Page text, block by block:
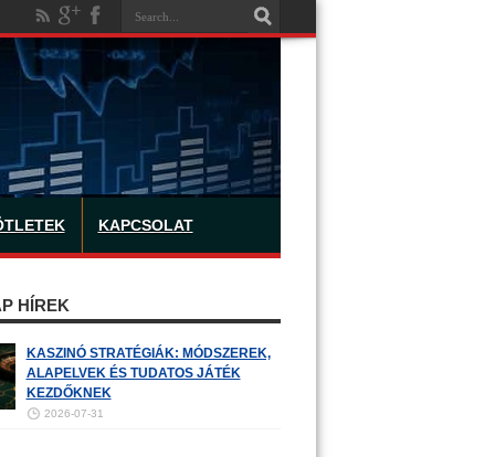
KAPCSOLAT
HÍREK
KASZINÓ STRATÉGIÁK: MÓDSZEREK,
ALAPELVEK ÉS TUDATOS JÁTÉK
KEZDŐKNEK
2026-07-31